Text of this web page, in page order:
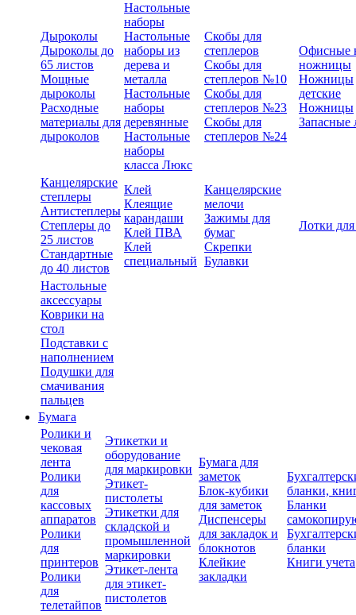
Дыроколы
Дыроколы до
65 листов
Мощные
дыроколы
Расходные
материалы для
дыроколов
Настольные
наборы
Настольные
наборы из
дерева и
металла
Настольные
наборы
деревянные
Настольные
наборы
класса Люкс
Скобы для
степлеров
Скобы для
степлеров №10
Скобы для
степлеров №23
Скобы для
степлеров №24
Офисные
ножницы
Ножницы
детские
Ножницы
Запасные
Канцелярские
степлеры
Антистеплеры
Степлеры до
25 листов
Стандартные
до 40 листов
Клей
Клеящие
карандаши
Клей ПВА
Клей
специальный
Канцелярские
мелочи
Зажимы для
бумаг
Скрепки
Булавки
Лотки
Настольные
аксессуары
Коврики на
стол
Подставки с
наполнением
Подушки для
смачивания
пальцев
Бумага
Ролики и
чековая
лента
Ролики
для
кассовых
аппаратов
Ролики
для
принтеров
Ролики
для
телетайпов
Этикетки и
оборудование
для маркировки
Этикет-
пистолеты
Этикетки для
складской и
промышленной
маркировки
Этикет-лента
для этикет-
пистолетов
Бумага для
заметок
Блок-кубики
для заметок
Диспенсеры
для закладок и
блокнотов
Клейкие
закладки
бланки,
Бланки
бланки
Книги учета